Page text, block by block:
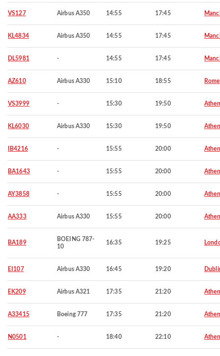
VS127 Airbus A350 14:55 17:45
KL4834 Airbus A350 14:55 17:45
DL5981 - 14:55 17:45
AZ610 Airbus A330 15:10 18:55 Rome
VS3999 - 15:30 19:50
KL6030 Airbus A330 15:30 19:50
IB4216 - 15:55 20:00
BA1643 - 15:55 20:00
AY3858 - 15:55 20:00
AA333 Airbus A330 15:55 20:00
BA189
BOEING 787-
10
16:35 19:25
EI107 Airbus A330 16:45 19:20
EK209 Airbus A321 17:35 21:20
A33415 Boeing 777 17:35 21:20
N0501 - 18:40 22:10